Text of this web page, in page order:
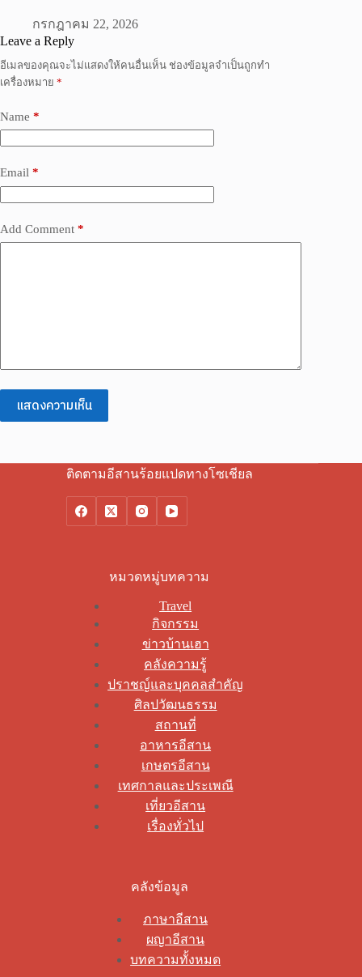
กรกฎาคม 22, 2026
Leave a Reply
อีเมลของคุณจะไม่แสดงให้คนอื่นเห็น ช่องข้อมูลจำเป็นถูกทำ
เครื่องหมาย *
Name *
Email *
Add Comment *
แสดงความเห็น
ติดตามอีสานร้อยแปดทางโซเชียล
หมวดหมู่บทความ
Travel
กิจกรรม
ข่าวบ้านเฮา
คลังความรู้
ปราชญ์และบุคคลสำคัญ
ศิลปวัฒนธรรม
สถานที่
อาหารอีสาน
เกษตรอีสาน
เทศกาลและประเพณี
เที่ยวอีสาน
เรื่องทั่วไป
คลังข้อมูล
ภาษาอีสาน
ผญาอีสาน
บทความทั้งหมด